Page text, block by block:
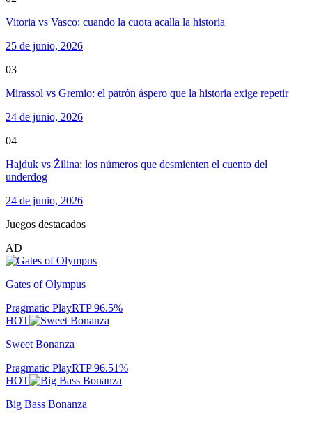
Vitoria vs Vasco: cuando la cuota acalla la historia
25 de junio, 2026
03
Mirassol vs Gremio: el patrón áspero que la historia exige repetir
24 de junio, 2026
04
Hajduk vs Žilina: los números que desmienten el cuento del
underdog
24 de junio, 2026
Juegos destacados
AD
Gates of Olympus
Pragmatic PlayRTP96.5%
HOT
Sweet Bonanza
Pragmatic PlayRTP96.51%
HOT
Big Bass Bonanza